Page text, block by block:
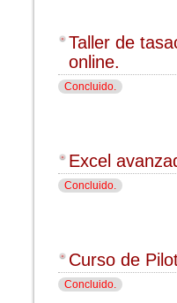
Taller de
online.
Concluido.
Excel
Concluido.
Curso de
Concluido.